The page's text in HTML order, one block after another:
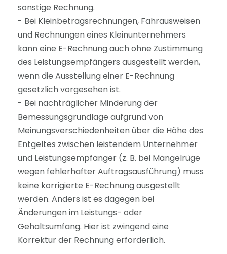
sonstige Rechnung.
- Bei Kleinbetragsrechnungen, Fahrausweisen
und Rechnungen eines Kleinunternehmers
kann eine E-Rechnung auch ohne Zustimmung
des Leistungsempfängers ausgestellt werden,
wenn die Ausstellung einer E-Rechnung
gesetzlich vorgesehen ist.
- Bei nachträglicher Minderung der
Bemessungsgrundlage aufgrund von
Meinungsverschiedenheiten über die Höhe des
Entgeltes zwischen leistendem Unternehmer
und Leistungsempfänger (z. B. bei Mängelrüge
wegen fehlerhafter Auftragsausführung) muss
keine korrigierte E-Rechnung ausgestellt
werden. Anders ist es dagegen bei
Änderungen im Leistungs- oder
Gehaltsumfang. Hier ist zwingend eine
Korrektur der Rechnung erforderlich.